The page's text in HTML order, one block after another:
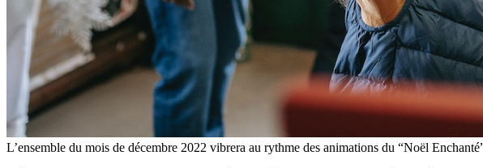
L’ensemble du mois de décembre 2022 vibrera au rythme des animations du “Noël